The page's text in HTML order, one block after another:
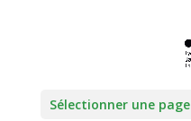
Sélectionner une page